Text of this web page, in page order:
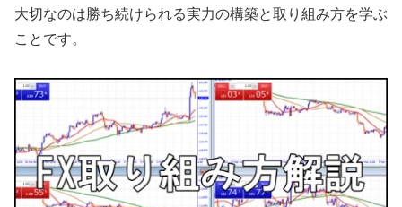
大切なのは勝ち続けられる実力の構築と取り組み方を学ぶ
ことです。